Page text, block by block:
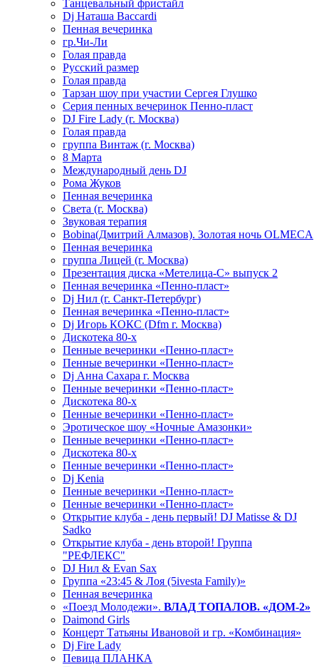
Танцевальный фристайл
Dj Наташа Baccardi
Пенная вечеринка
гр.Чи-Ли
Голая правда
Русский размер
Голая правда
Тарзан шоу при участии Сергея Глушко
Серия пенных вечеринок Пенно-пласт
DJ Fire Lady (г. Москва)
Голая правда
группа Винтаж (г. Москва)
8 Марта
Международный день DJ
Рома Жуков
Пенная вечеринка
Света (г. Москва)
Звуковая терапия
Bobina(Дмитрий Алмазов). Золотая ночь OLMECA
Пенная вечеринка
группа Лицей (г. Москва)
Презентация диска «Метелица-С» выпуск 2
Пенная вечеринка «Пенно-пласт»
Dj Нил (г. Санкт-Петербург)
Пенная вечеринка «Пенно-пласт»
Dj Игорь КОКС (Dfm г. Москва)
Дискотека 80-х
Пенные вечеринки «Пенно-пласт»
Пенные вечеринки «Пенно-пласт»
Dj Анна Сахара г. Москва
Пенные вечеринки «Пенно-пласт»
Дискотека 80-х
Пенные вечеринки «Пенно-пласт»
Эротическое шоу «Ночные Амазонки»
Пенные вечеринки «Пенно-пласт»
Дискотека 80-х
Пенные вечеринки «Пенно-пласт»
Dj Kenia
Пенные вечеринки «Пенно-пласт»
Пенные вечеринки «Пенно-пласт»
Открытие клуба - день первый! DJ Matisse & DJ
Sadko
Открытие клуба - день второй! Группа
"РЕФЛЕКС"
DJ Нил & Evan Sax
Группа «23:45 & Лоя (5ivesta Family)»
Пенная вечеринка
«Поезд Молодежи». ВЛАД ТОПАЛОВ. «ДОМ-2»
Daimond Girls
Концерт Татьяны Ивановой и гр. «Комбинация»
Dj Fire Lady
Певица ПЛАНКА